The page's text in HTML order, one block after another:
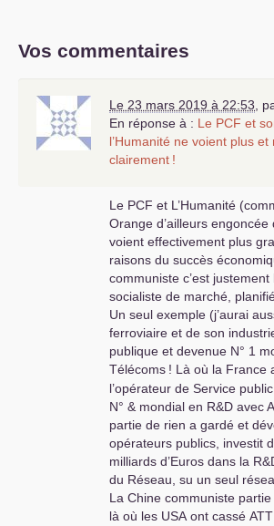
Vos commentaires
Le 23 mars 2019 à 22:53
En réponse à : Le PCF et
l’Humanité ne voient plus et
clairement !
Le PCF et L’Humanité
Orange d’ailleurs engoncée
voient effectivement plus
raisons du succès
communiste c’est justement
socialiste de marché,
Un seul exemple (j’aurai
ferroviaire et de son
publique et devenue N° 1
Télécoms ! Là où la France
l’opérateur de Service
N° & mondial en R&D avec
partie de rien a gardé et
opérateurs publics, investit
milliards d’Euros dans la
du Réseau, su un seul
La Chine communiste
là où les USA ont cassé ATT